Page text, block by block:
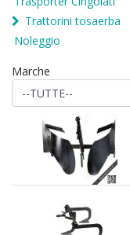
Trattorini tosaerba
Noleggio
Marche